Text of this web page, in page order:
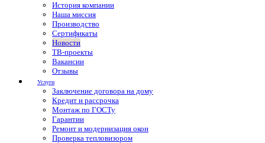
История компании
Наша миссия
Производство
Сертификаты
Новости
ТВ-проекты
Вакансии
Отзывы
Услуги
Заключение договора на дому
Кредит и рассрочка
Монтаж по ГОСТу
Гарантии
Ремонт и модернизация окон
Проверка тепловизором